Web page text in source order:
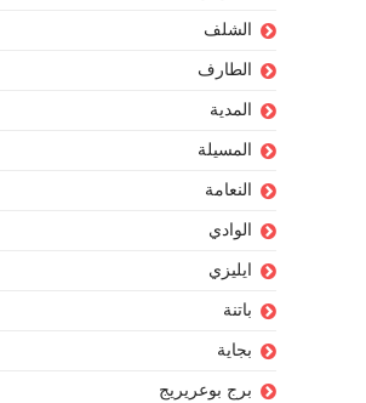
الشلف
الطارف
المدية
المسيلة
النعامة
الوادي
ايليزي
باتنة
بجاية
برج بوعريريج